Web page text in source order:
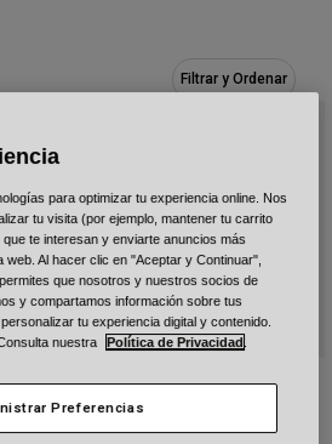
Filtrar y Ordenar
Eli Tomac X Bell Moto-10 Spherical
para optimizar tu experiencia online. Nos
tu visita (por ejemplo, mantener tu carrito
te interesan y enviarte anuncios más
Al hacer clic en "Aceptar y Continuar",
que nosotros y nuestros socios de
y compartamos información sobre tus
tu experiencia digital y contenido.
nuestra
Política de Privacidad .
Preferencias